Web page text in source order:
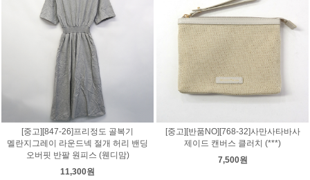
[중고][847-26]프리정도 골복기
멜란지그레이 라운드넥 절개 허리 밴딩
오버핏 반팔 원피스 (웬디맘)
11,300원
[중고][반품NO][768-32]사만사타바사
제이드 캔버스 클러치 (***)
7,500원